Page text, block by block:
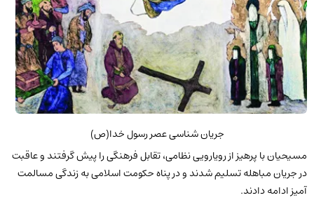
جریان شناسی عصر رسول خدا(ص)
مسیحیان با پرهیز از رویارویی نظامی، تقابل فرهنگی را پیش گرفتند و عاقبت
در جریان مباهله تسلیم شدند و در پناه حکومت اسلامی به زندگی مسالمت
آمیز ادامه دادند.